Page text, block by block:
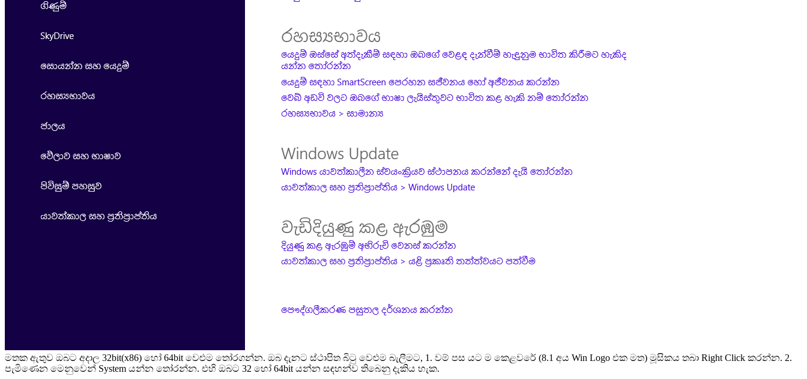
මතක ඇතුව ඔබට අදාල 32bit(x86) හෝ 64bit වෙළුම තෝරගන්න. ඔබ දැනට ස්ථාපිත බිටු වෙළුම බැලීමට, 1. වම් පස යට ම කෙළවරේ (8.1 අය Win Logo එක මත) මූසිකය තබා Right Click කරන්න. 2.
පැමිණෙන මෙනුවෙන් System යන්න තෝරන්න. එහි ඔබට 32 හෝ 64bit යන්න සඳහන්ව තිබෙනු දැකිය හැක.